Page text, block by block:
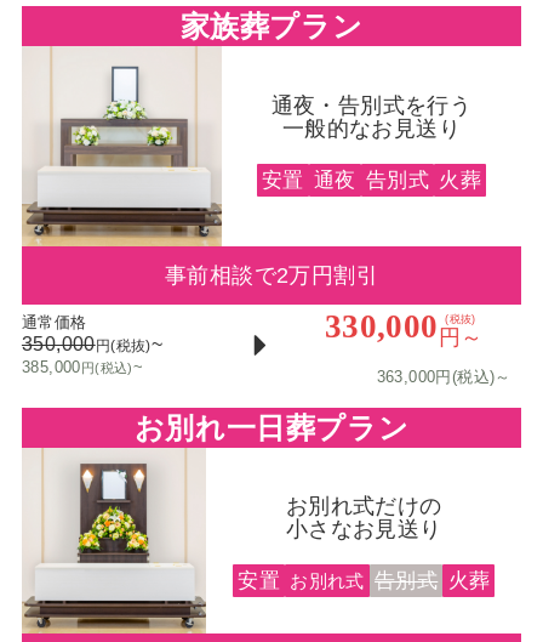
家族葬プラン
通夜・告別式を行う
一般的なお見送り
安置 通夜 告別式 火葬
事前相談で2万円割引
通常価格
350,000円(税抜)~
385,000円(税込)~
330,000 (税抜)
円～
363,000円(税込)～
お別れ一日葬プラン
お別れ式だけの
小さなお見送り
安置 お別れ式 告別式 火葬